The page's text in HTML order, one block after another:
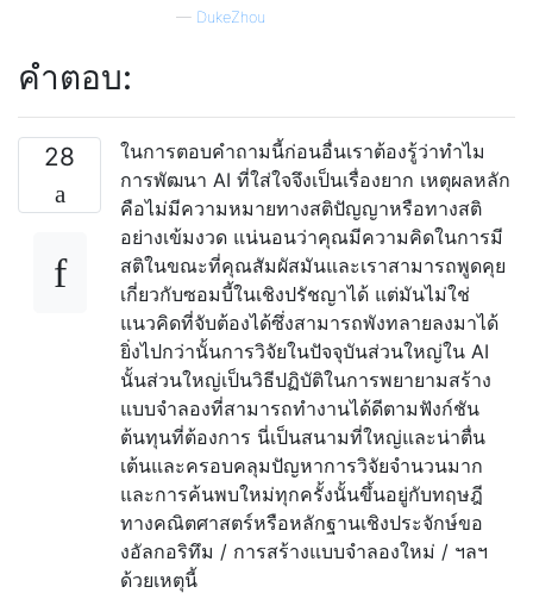
— DukeZhou
คำตอบ:
28
ในการตอบคำถามนี้ก่อนอื่นเราต้องรู้ว่าทำไม
การพัฒนา AI ที่ใส่ใจจึงเป็นเรื่องยาก เหตุผลหลัก
คือไม่มีความหมายทางสติปัญญาหรือทางสติ
อย่างเข้มงวด แน่นอนว่าคุณมีความคิดในการมี
สติในขณะที่คุณสัมผัสมันและเราสามารถพูดคุย
เกี่ยวกับซอมบี้ในเชิงปรัชญาได้ แต่มันไม่ใช่
แนวคิดที่จับต้องได้ซึ่งสามารถพังทลายลงมาได้
ยิ่งไปกว่านั้นการวิจัยในปัจจุบันส่วนใหญ่ใน AI
นั้นส่วนใหญ่เป็นวิธีปฏิบัติในการพยายามสร้าง
แบบจำลองที่สามารถทำงานได้ดีตามฟังก์ชัน
ต้นทุนที่ต้องการ นี่เป็นสนามที่ใหญ่และน่าตื่น
เต้นและครอบคลุมปัญหาการวิจัยจำนวนมาก
และการค้นพบใหม่ทุกครั้งนั้นขึ้นอยู่กับทฤษฎี
ทางคณิตศาสตร์หรือหลักฐานเชิงประจักษ์ขอ
งอัลกอริทึม / การสร้างแบบจำลองใหม่ / ฯลฯ
ด้วยเหตุนี้